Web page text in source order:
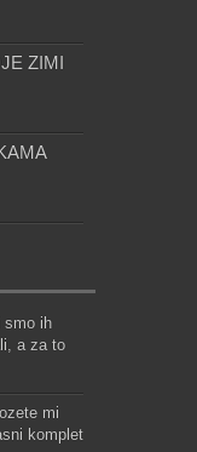
ZIMI
smo ih
a za to
mi
komplet